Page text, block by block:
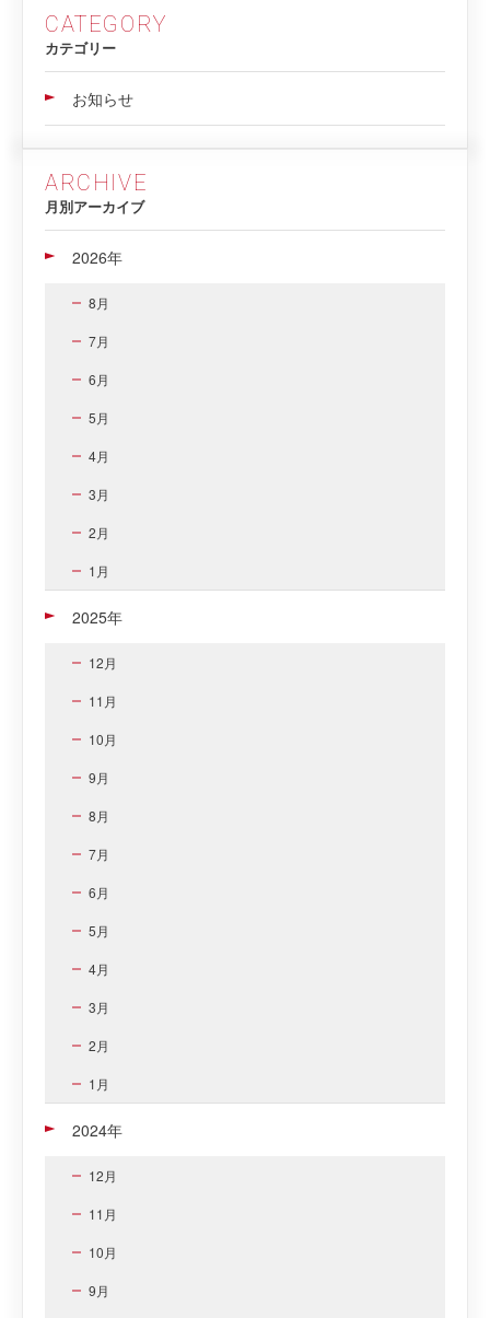
CATEGORY
カテゴリー
お知らせ
ARCHIVE
月別アーカイブ
2026年
8月
7月
6月
5月
4月
3月
2月
1月
2025年
12月
11月
10月
9月
8月
7月
6月
5月
4月
3月
2月
1月
2024年
12月
11月
10月
9月